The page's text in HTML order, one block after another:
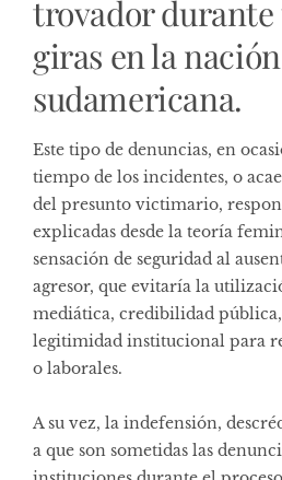
trovador durante
giras en la nación
sudamericana.
Este tipo de denuncias, en
tiempo de los incidentes, o
del presunto victimario,
explicadas desde la teoría
sensación de seguridad al
agresor, que evitaría la
mediática, credibilidad
legitimidad institucional para
o laborales.
A su vez, la indefensión,
a que son sometidas las